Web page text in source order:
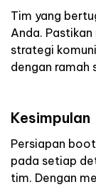
Tim yang
Anda.
strategi
dengan ramah
Kesimpulan
Persiapan
pada setiap
tim. Dengan